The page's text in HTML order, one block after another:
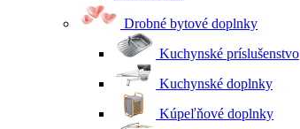
Drobné bytové doplnky
Kuchynské príslušenstvo
Kuchynské doplnky
Kúpeľňové doplnky